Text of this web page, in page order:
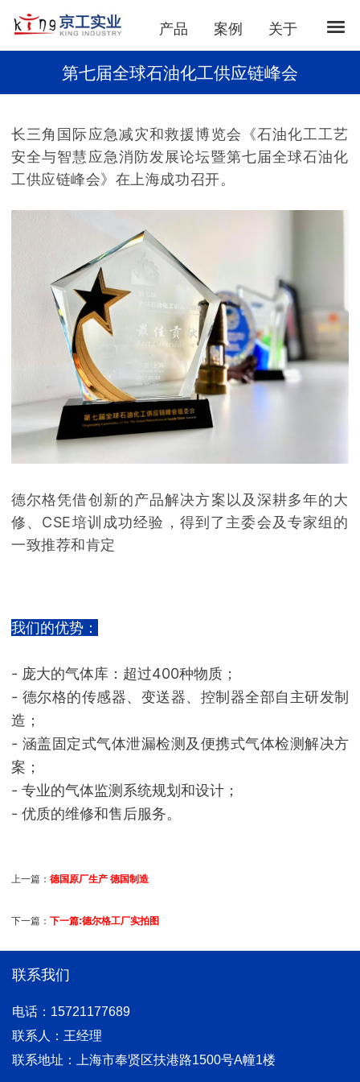
产品 案例 关于
第七届全球石油化工供应链峰会
长三角国际应急减灾和救援博览会《石油化工工艺
安全与智慧应急消防发展论坛暨第七届全球石油化
工供应链峰会》在上海成功召开。
德尔格凭借创新的产品解决方案以及深耕多年的大
修、CSE培训成功经验，得到了主委会及专家组的
一致推荐和肯定
我们的优势：
- 庞大的气体库：超过400种物质；
- 德尔格的传感器、变送器、控制器全部自主研发制
造；
- 涵盖固定式气体泄漏检测及便携式气体检测解决方
案；
- 专业的气体监测系统规划和设计；
- 优质的维修和售后服务。
上一篇： 德国原厂生产 德国制造
下一篇： 下一篇:德尔格工厂实拍图
联系我们
电话：15721177689
联系人：王经理
联系地址：上海市奉贤区扶港路1500号A幢1楼